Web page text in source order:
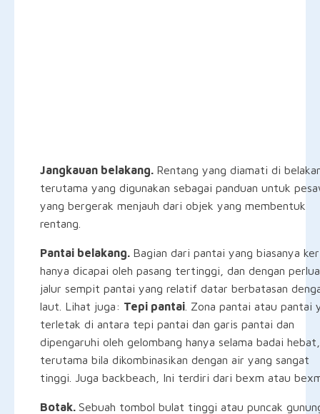
Jangkauan belakang. Rentang yang diamati di
terutama yang digunakan sebagai panduan untuk
yang bergerak menjauh dari objek yang membentuk
rentang.
Pantai belakang. Bagian dari pantai yang biasanya
hanya dicapai oleh pasang tertinggi, dan dengan
jalur sempit pantai yang relatif datar berbatasan
laut. Lihat juga: Tepi pantai . Zona pantai atau pantai
terletak di antara tepi pantai dan garis pantai dan
dipengaruhi oleh gelombang hanya selama badai hebat,
terutama bila dikombinasikan dengan air yang sangat
tinggi. Juga backbeach, Ini terdiri dari bexm atau
Botak. Sebuah tombol bulat tinggi atau puncak